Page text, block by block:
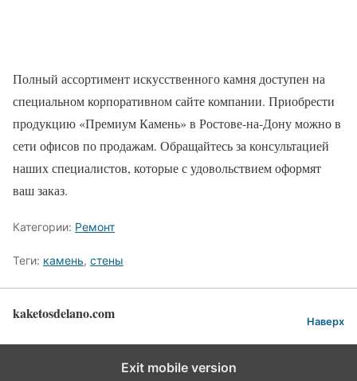
Полный ассортимент искусственного камня доступен на
специальном корпоративном сайте компании. Приобрести
продукцию «Премиум Камень» в Ростове-на-Дону можно в
сети офисов по продажам. Обращайтесь за консультацией
наших специалистов, которые с удовольствием оформят
ваш заказ.
Категории: Ремонт
Теги: камень, стены
kaketosdelano.com Наверх
Exit mobile version